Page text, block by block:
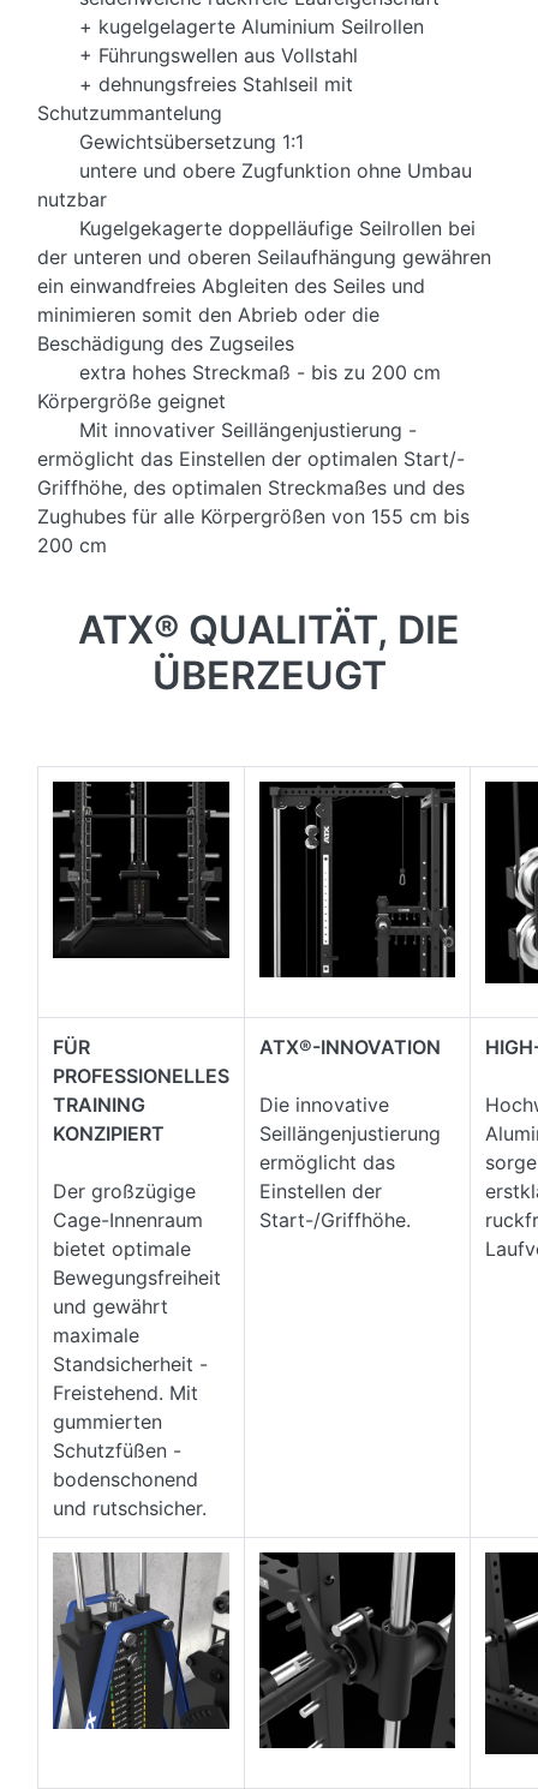
+ kugelgelagerte Aluminium Seilrollen
+ Führungswellen aus Vollstahl
+ dehnungsfreies Stahlseil mit
Schutzummantelung
Gewichtsübersetzung 1:1
untere und obere Zugfunktion ohne Umbau
nutzbar
Kugelgekagerte doppelläufige Seilrollen bei
der unteren und oberen Seilaufhängung gewähren
ein einwandfreies Abgleiten des Seiles und
minimieren somit den Abrieb oder die
Beschädigung des Zugseiles
extra hohes Streckmaß - bis zu 200 cm
Körpergröße geignet
Mit innovativer Seillängenjustierung -
ermöglicht das Einstellen der optimalen Start/-
Griffhöhe, des optimalen Streckmaßes und des
Zughubes für alle Körpergrößen von 155 cm bis
200 cm
ATX® QUALITÄT, DIE
ÜBERZEUGT
FÜR
PROFESSIONELLES
TRAINING
KONZIPIERT
Der großzügige
Cage-Innenraum
bietet optimale
Bewegungsfreiheit
und gewährt
maximale
Standsicherheit -
Freistehend. Mit
gummierten
Schutzfüßen -
bodenschonend
und rutschsicher.
ATX®-INNOVATION
Die innovative
Seillängenjustierung
ermöglicht das
Einstellen der
Start-/Griffhöhe.